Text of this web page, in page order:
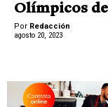
Olímpicos
Por Redacción
agosto 20, 2023